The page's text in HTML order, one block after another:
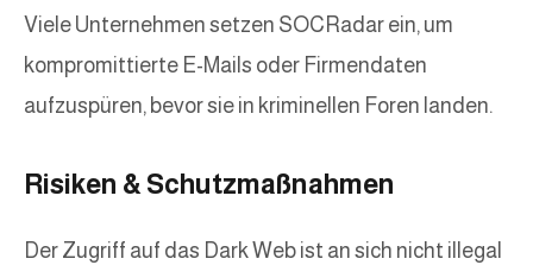
Viele Unternehmen setzen SOCRadar ein, um
kompromittierte E-Mails oder Firmendaten
aufzuspüren, bevor sie in kriminellen Foren landen.
Risiken & Schutzmaßnahmen
Der Zugriff auf das Dark Web ist an sich nicht illegal